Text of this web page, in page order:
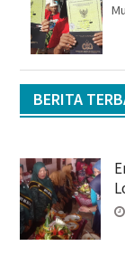
BERITA